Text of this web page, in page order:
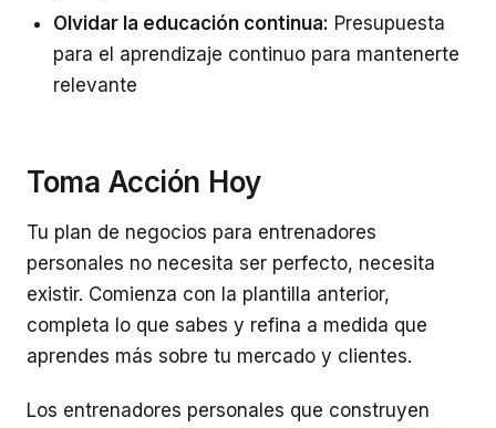
Olvidar la educación continua: Presupuesta
para el aprendizaje continuo para mantenerte
relevante
Toma Acción Hoy
Tu plan de negocios para entrenadores
personales no necesita ser perfecto, necesita
existir. Comienza con la plantilla anterior,
completa lo que sabes y refina a medida que
aprendes más sobre tu mercado y clientes.
Los entrenadores personales que construyen